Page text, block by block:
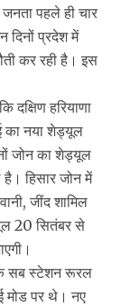
पहले ही चार
प्रदेश में
कर रही है। इस
दक्षिण हरियाणा
का नया शेड्यूल
जोन का शेड्यूल
हिसार जोन में
जींद शामिल
20 सितंबर से
के सब स्टेशन रूरल
मोड पर थे। नए